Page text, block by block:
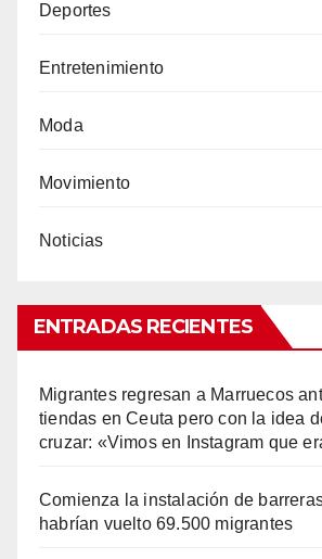
Deportes
Entretenimiento
Moda
Movimiento
Noticias
ENTRADAS RECIENTES
Migrantes regresan a Marruecos
tiendas en Ceuta pero con la idea
cruzar: «Vimos en Instagram que
Comienza la instalación de
habrían vuelto 69.500 migrantes